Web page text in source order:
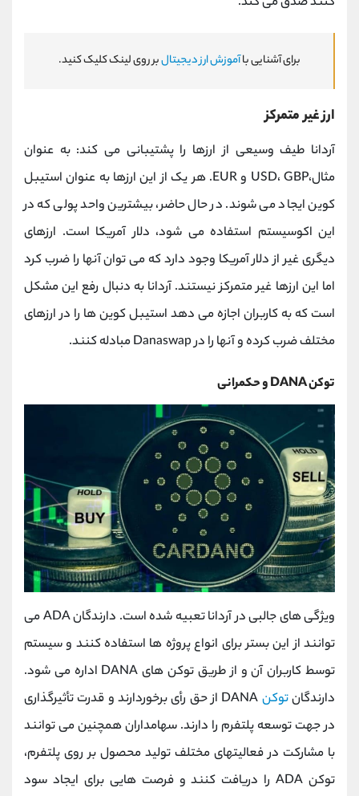
برای آشنایی باآموزش ارز دیجیتالبر روی لینک کلیک کنید.
ارز غیر متمرکز
آردانا طیف وسیعی از ارزها را پشتیبانی می کند: به عنوان
مثال،USD، GBP و EUR. هر یک از این ارزها به عنوان استیبل
کوین ایجاد می شوند. در حال حاضر، بیشترین واحد پولی که در
این اکوسیستم استفاده می شود، دلار آمریکا است. ارزهای
دیگری غیر از دلار آمریکا وجود دارد که می توان آنها را ضرب کرد
اما این ارزها غیر متمرکز نیستند. آردانا به دنبال رفع این مشکل
است که به کاربران اجازه می دهد استیبل کوین ها را در ارزهای
مختلف ضرب کرده و آنها را در Danaswap مبادله کنند.
توکن DANA و حکمرانی
ویژگی های جالبی در آردانا تعبیه شده است. دارندگان ADA می
توانند از این بستر برای انواع پروژه ها استفاده کنند و سیستم
توسط کاربران آن و از طریق توکن های DANA اداره می شود.
دارندگانتوکن
DANA از حق رأی برخوردارند و قدرت تأثیرگذاری
در جهت توسعه پلتفرم را دارند. سهامداران همچنین می توانند
با مشارکت در فعالیتهای مختلف تولید محصول بر روی پلتفرم،
توکن ADA را دریافت کنند و فرصت هایی برای ایجاد سود